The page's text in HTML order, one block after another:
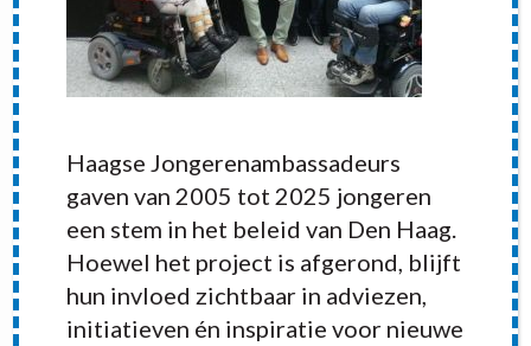
Haagse Jongerenambassadeurs
gaven van 2005 tot 2025 jongeren
een stem in het beleid van Den Haag.
Hoewel het project is afgerond, blijft
hun invloed zichtbaar in adviezen,
initiatieven én inspiratie voor nieuwe